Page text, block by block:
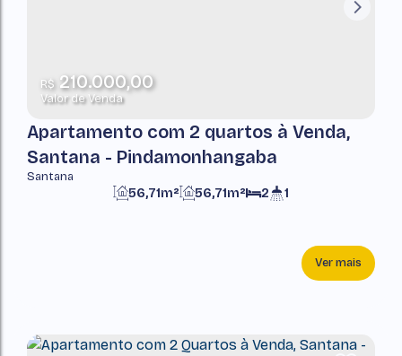
R$210.000,00
Valor de Venda
Apartamento com 2 quartos à Venda,
Santana - Pindamonhangaba
Santana
2 1
56,71m² 56,71m²
Ver mais